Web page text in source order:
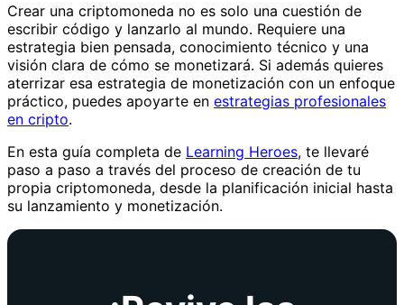
Crear una criptomoneda no es solo una cuestión de
escribir código y lanzarlo al mundo. Requiere una
estrategia bien pensada, conocimiento técnico y una
visión clara de cómo se monetizará. Si además quieres
aterrizar esa estrategia de monetización con un enfoque
práctico, puedes apoyarte en estrategias profesionales
en cripto.
En esta guía completa de Learning Heroes, te llevaré
paso a paso a través del proceso de creación de tu
propia criptomoneda, desde la planificación inicial hasta
su lanzamiento y monetización.